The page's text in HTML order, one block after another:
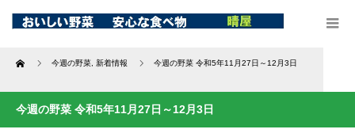
Home 今週の野菜 新着情報 今週の野菜 令和5年11月27日～12月3日
今週の野菜 令和5年11月27日～12月3日